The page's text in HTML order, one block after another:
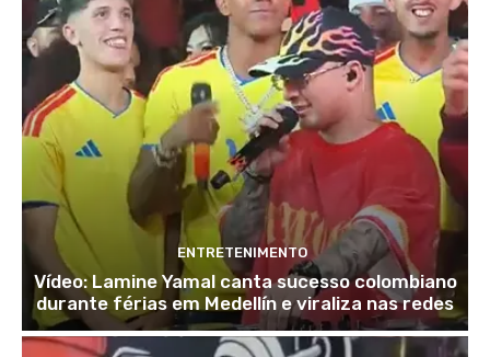
ENTRETENIMENTO
Vídeo: Lamine Yamal canta sucesso colombiano
durante férias em Medellín e viraliza nas redes